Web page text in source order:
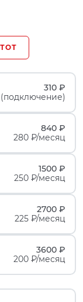
310 ₽
840 ₽
280 ₽/месяц
1500 ₽
250 ₽/месяц
2700 ₽
225 ₽/месяц
3600 ₽
200 ₽/месяц